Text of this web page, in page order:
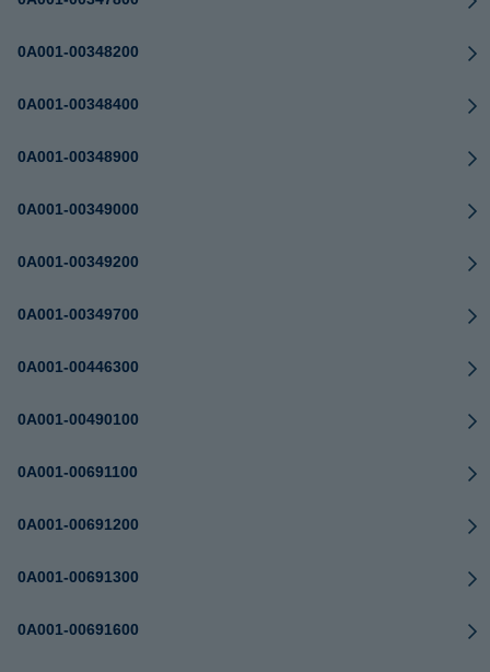
0A001-00348200
0A001-00348400
0A001-00348900
0A001-00349000
0A001-00349200
0A001-00349700
0A001-00446300
0A001-00490100
0A001-00691100
0A001-00691200
0A001-00691300
0A001-00691600